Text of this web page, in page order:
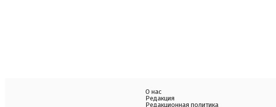
О нас
Редакция
Редакционная политика